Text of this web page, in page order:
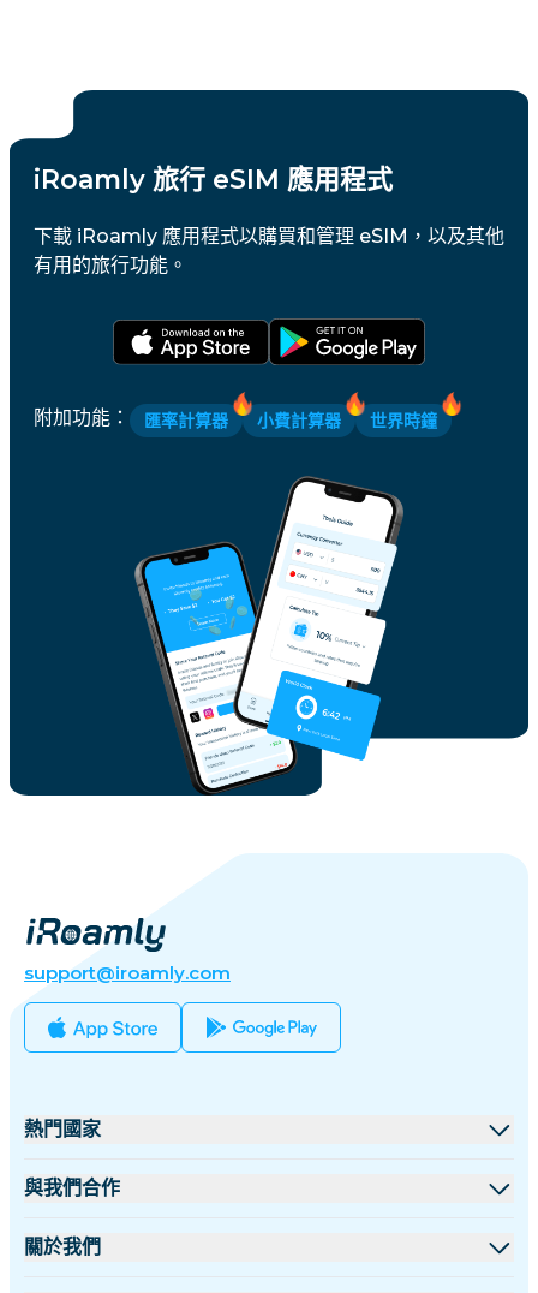
iRoamly 旅行 eSIM 應用程式
下載 iRoamly 應用程式以購買和管理 eSIM，以及其他
有用的旅行功能。
附加功能 ： 匯率計算器 小費計算器 世界時鐘
support@iroamly.com
熱門國家
美國
與我們合作
批發平台
關於我們